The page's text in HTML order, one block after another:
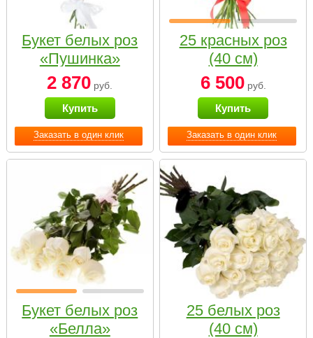
Заказать в один клик
Букет белых роз
«Пушинка»
2 870 руб.
Купить
Заказать в один клик
25 красных роз
(40 см)
6 500руб.
Купить
Букет белых роз
«Белла»
25 белых роз
(40 см)